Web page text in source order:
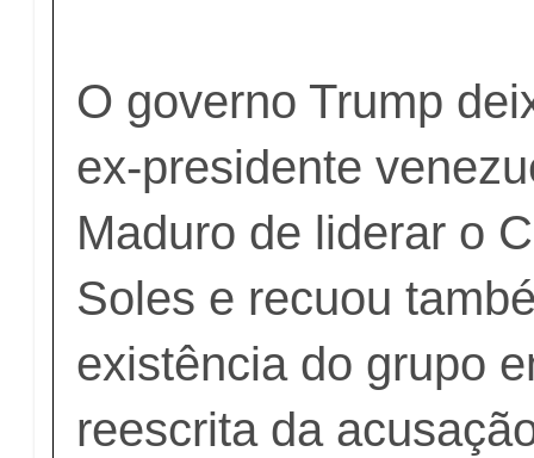
O governo Trump
ex-presidente
Maduro de liderar o
Soles e recuou
existência do grupo
reescrita da